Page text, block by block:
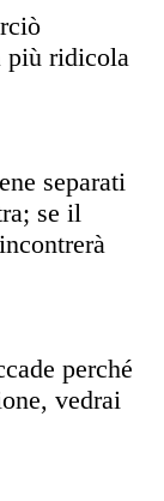
più ridicola
separati
se il
perché
vedrai